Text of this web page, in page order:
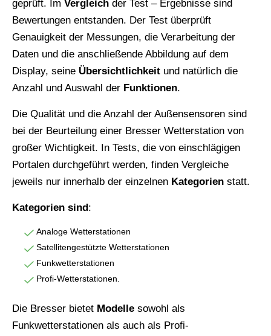
geprüft. Im Vergleich der Test – Ergebnisse sind
Bewertungen entstanden. Der Test überprüft
Genauigkeit der Messungen, die Verarbeitung der
Daten und die anschließende Abbildung auf dem
Display, seine Übersichtlichkeit und natürlich die
Anzahl und Auswahl der Funktionen.
Die Qualität und die Anzahl der Außensensoren sind
bei der Beurteilung einer Bresser Wetterstation von
großer Wichtigkeit. In Tests, die von einschlägigen
Portalen durchgeführt werden, finden Vergleiche
jeweils nur innerhalb der einzelnen Kategorien statt.
Kategorien sind :
Analoge Wetterstationen
Satellitengestützte Wetterstationen
Funkwetterstationen
Profi-Wetterstationen.
Die Bresser bietet Modelle sowohl als
Funkwetterstationen als auch als Profi-